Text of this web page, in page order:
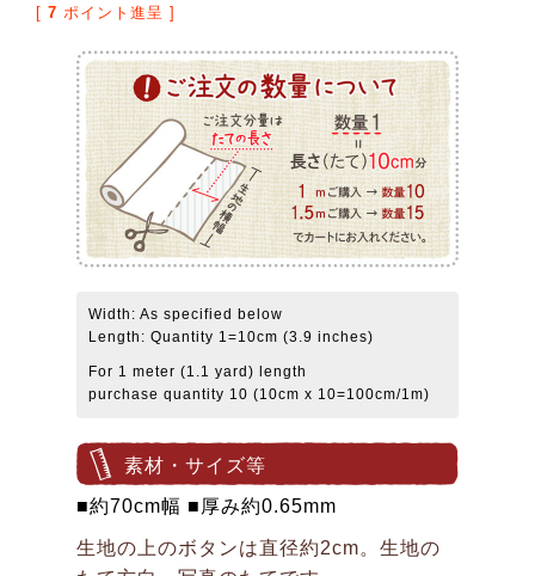
[ 7 ポイント進呈 ]
Width: As specified below
Length: Quantity 1=10cm (3.9 inches)
For 1 meter (1.1 yard) length
purchase quantity 10 (10cm x 10=100cm/1m)
素材・サイズ等
■約70cm幅 ■厚み約0.65mm
生地の上のボタンは直径約2cm。生地の